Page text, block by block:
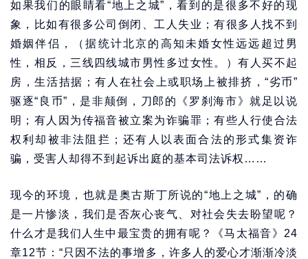
如果我们的眼睛看“地上之城”，看到的是很多不好的现
象，比如有很多公司倒闭、工人失业；有很多人找不到
婚姻伴侣，（据统计北京的高知未婚女性远远超过男
性，相反，三线四线城市男性多过女性。）有人买不起
房，生活拮据；有人在社会上或职场上被排挤，“劣币”
驱逐“良币”，是非颠倒，刀郎的《罗刹海市》就足以说
明；有人因为传福音被立案为诈骗罪；有些人行使合法
权利却被非法阻拦；还有人以表面合法的形式集资诈
骗，受害人却得不到起诉出庭的基本司法诉权……
现今的环境，也就是奥古斯丁所说的“地上之城”，的确
是一片惨淡，我们是否灰心丧气、对社会失去盼望呢？
什么才是我们人生中最宝贵的拥有呢？《马太福音》24
章12节：“只因不法的事增多，许多人的爱心才渐渐冷淡